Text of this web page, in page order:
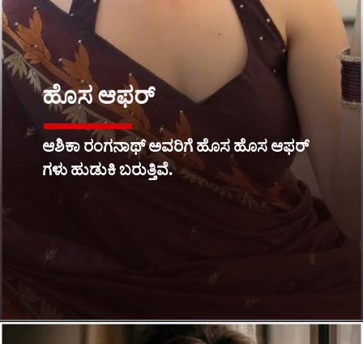
ಹೊಸ ಆಫರ್
ಆಶಿಕಾ ರಂಗನಾಥ್ ಅವರಿಗೆ ಹೊಸ ಹೊಸ ಆಫರ್
ಗಳು ಹುಡುಕಿ ಬರುತ್ತಿವೆ.